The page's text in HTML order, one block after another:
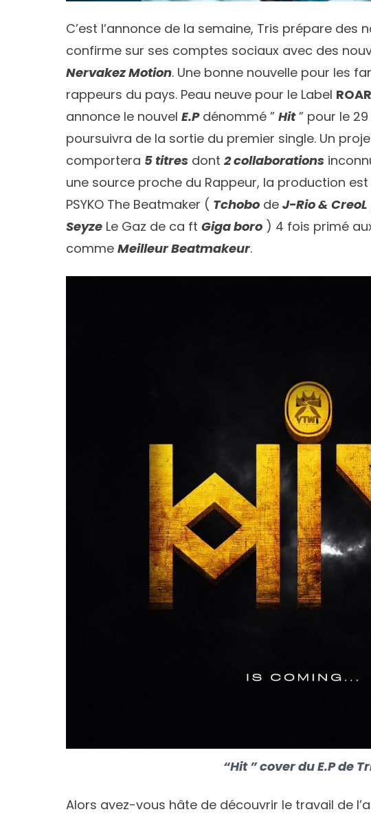
C’est l’annonce de la semaine, Tris prépare des
confirme sur ses comptes sociaux avec des
Nervakez Motion. Une bonne nouvelle pour les
rappeurs du pays. Peau neuve pour le Label
annonce le nouvel E.Pdénommé ” Hit” pour le
poursuivra de la sortie du premier single. Un
comportera 5 titres dont 2 collaborations
une source proche du Rappeur, la production
PSYKO The Beatmaker ( Tchobo de J-Rio & CreoL
Seyze Le Gaz de ca ft Giga boro ) 4 fois primé
comme Meilleur Beatmakeur.
“Hit ” cover du E.P de
Alors avez-vous hâte de découvrir le travail de